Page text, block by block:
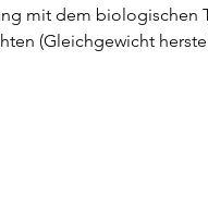
mit dem biologischen
(Gleichgewicht